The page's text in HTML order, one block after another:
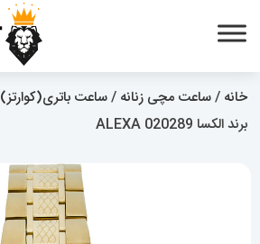
خانه /ساعت مچی زنانه /ساعت باتری(کوارتز)
برند الکسا 020289 ALEXA